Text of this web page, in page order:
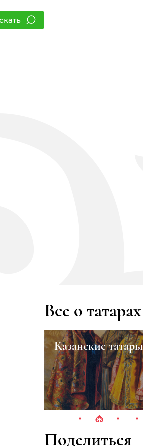
Все о татарах
Казанские татары
Поделиться